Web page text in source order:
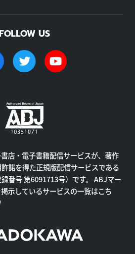
US
店・電子書籍配信サービスが、著作
諾を得た正規版配信サービスである
番号 第6091713号）です。 ABJマー
示しているサービスの一覧はこち